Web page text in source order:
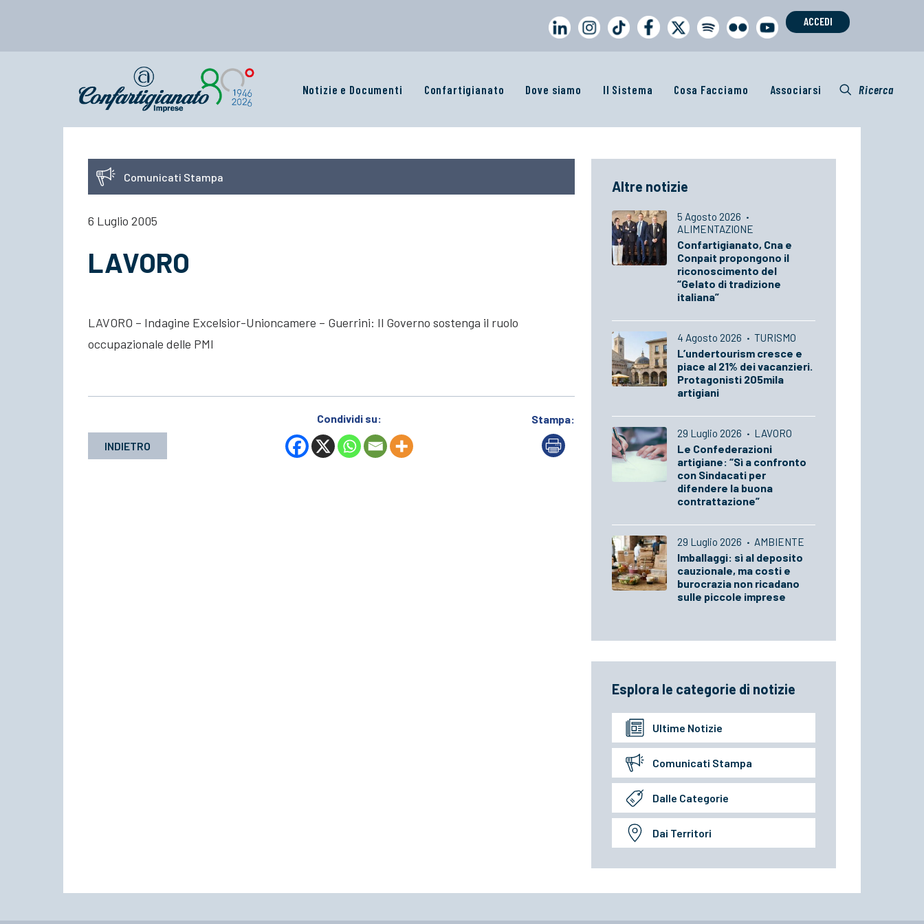
ACCEDI
Notizie e Documenti Confartigianato Dove siamo Il Sistema Cosa Facciamo Associarsi Ricerca
Comunicati Stampa
6 Luglio 2005
LAVORO
LAVORO – Indagine Excelsior-Unioncamere – Guerrini: Il Governo sostenga il ruolo
occupazionale delle PMI
INDIETRO
Condividi su: Stampa:
Altre notizie
5 Agosto 2026 ·
ALIMENTAZIONE
Confartigianato, Cna e
Conpait propongono il
riconoscimento del
“Gelato di tradizione
italiana”
4 Agosto 2026 · TURISMO
L’undertourism cresce e
piace al 21% dei vacanzieri.
Protagonisti 205mila
artigiani
29 Luglio 2026 · LAVORO
Le Confederazioni
artigiane: “Sì a confronto
con Sindacati per
difendere la buona
contrattazione”
29 Luglio 2026 · AMBIENTE
Imballaggi: sì al deposito
cauzionale, ma costi e
burocrazia non ricadano
sulle piccole imprese
Esplora le categorie di notizie
Ultime Notizie
Comunicati Stampa
Dalle Categorie
Dai Territori